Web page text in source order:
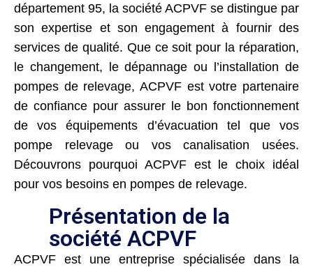
département 95, la société ACPVF se distingue par
son expertise et son engagement à fournir des
services de qualité. Que ce soit pour la réparation,
le changement, le dépannage ou l’installation de
pompes de relevage, ACPVF est votre partenaire
de confiance pour assurer le bon fonctionnement
de vos équipements d’évacuation tel que vos
pompe relevage ou vos canalisation usées.
Découvrons pourquoi ACPVF est le choix idéal
pour vos besoins en pompes de relevage.
Présentation de la
société ACPVF
ACPVF est une entreprise spécialisée dans la